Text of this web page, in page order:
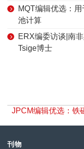
MQT编辑优选：
池计算
ERX编委访谈|南
Tsige博士
JPCM编辑优选：铁
刊物